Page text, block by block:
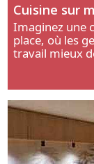
Cuisine sur
Imaginez une
place, où les
travail mieux